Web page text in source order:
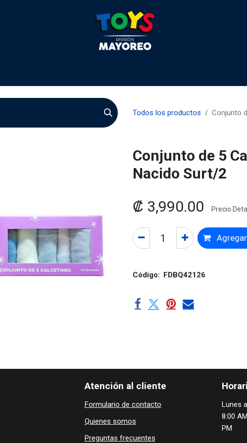
Todos los productos Conjunto
Conjunto de 5
Nacido Surt/2
₡ 3,990.00 Precio
Código: FDBQ42126
Lunes
8:00
PM
Atención al cliente
Formulario de contacto
Quienes ​som​​​os
Preguntas frecuentes